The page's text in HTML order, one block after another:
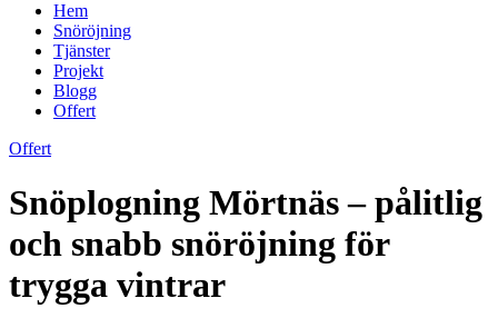
Hem
Snöröjning
Tjänster
Projekt
Blogg
Offert
Offert
Snöplogning Mörtnäs – pålitlig
och snabb snöröjning för
trygga vintrar